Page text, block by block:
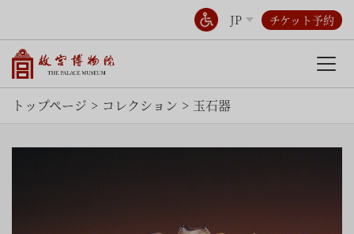
JP チケット予約
トップページ コレクション 玉石器